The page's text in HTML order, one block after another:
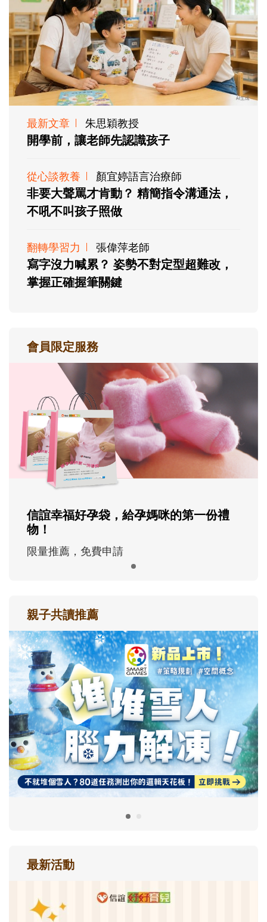
最新文章 朱思穎教授
開學前，讓老師先認識孩子
從心談教養 顏宜婷語言治療師
非要大聲罵才肯動？ 精簡指令溝通法，
不吼不叫孩子照做
翻轉學習力 張偉萍老師
寫字沒力喊累？ 姿勢不對定型超難改，
掌握正確握筆關鍵
會員限定服務
信誼幸福好孕袋，給孕媽咪的第一份禮
物！
限量推薦，免費申請
親子共讀推薦
最新活動